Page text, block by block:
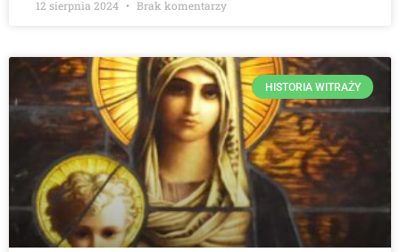
12 sierpnia 2024 Brak komentarzy
HISTORIA WITRAŻY